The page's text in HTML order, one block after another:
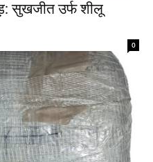
सुखजीत उर्फ शीलू
0